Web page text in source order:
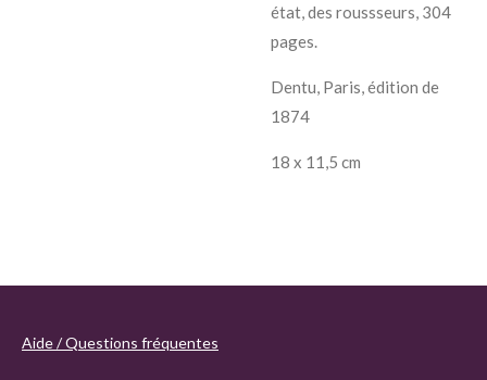
état, des roussseurs, 304
pages.
Dentu, Paris, édition de
1874
18 x 11,5 cm
Aide / Questions fréquentes